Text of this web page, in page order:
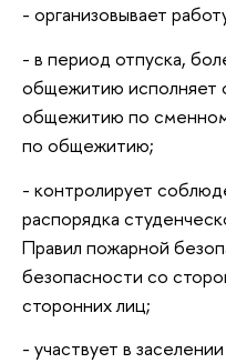
- организовывает
- в период отпуска,
общежитию исполняет
общежитию по
по общежитию;
- контролирует
распорядка
Правил пожарной
безопасности со
сторонних лиц;
- участвует в